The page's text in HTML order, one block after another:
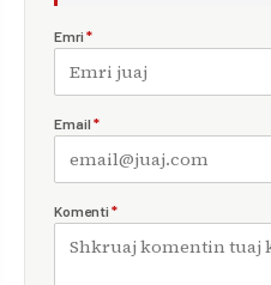
Emri *
Email *
Komenti *